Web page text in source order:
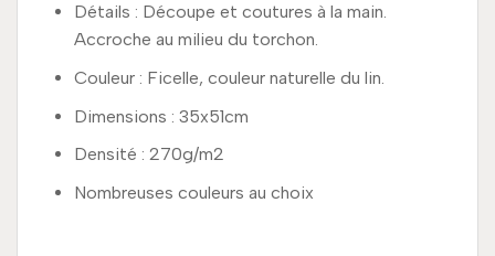
Détails : Découpe et coutures à la main.
Accroche au milieu du torchon.
Couleur : Ficelle, couleur naturelle du lin.
Dimensions : 35x51cm
Densité : 270g/m2
Nombreuses couleurs au choix